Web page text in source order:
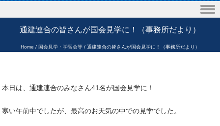
Skip to content
通建連合の皆さんが国会見学に！（事務所だより）
Home / 国会見学・学習会等 /通建連合の皆さんが国会見学に！（事務所だより）
本日は、通建連合のみなさん41名が国会見学に！
寒い午前中でしたが、最高のお天気の中での見学でした。